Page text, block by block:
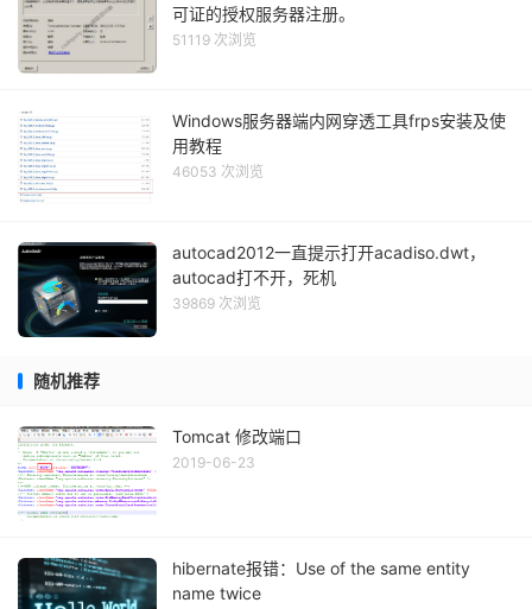
可证的授权服务器注册。
51119 次浏览
Windows服务器端内网穿透工具frps安装及使
用教程
46053 次浏览
autocad2012一直提示打开acadiso.dwt，
autocad打不开，死机
39869 次浏览
随机推荐
Tomcat 修改端口
2019-06-23
hibernate报错：Use of the same entity
name twice